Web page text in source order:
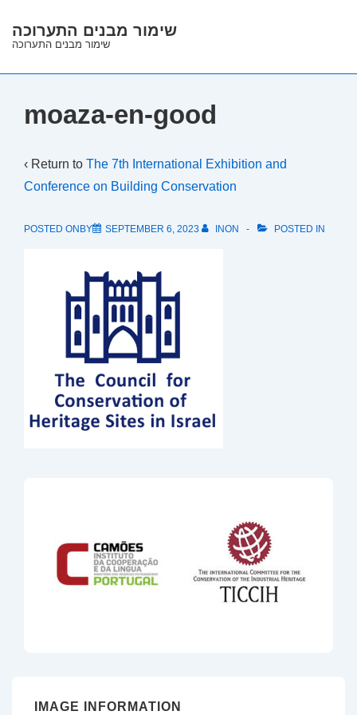
Skip
Main
שימור מבנים התערוכה
שימור מבנים התערוכה
moaza-en-good
‹ Return to The 7th International Exhibition and
Conference on Building Conservation
POSTED ONBY SEPTEMBER 6, 2023 INON POSTED IN
IMAGE INFORMATION